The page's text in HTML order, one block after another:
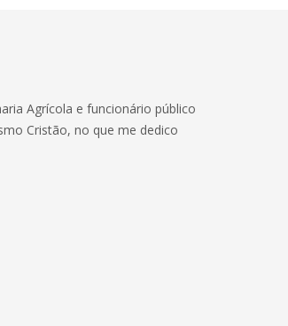
Agrícola e funcionário público
Cristão, no que me dedico